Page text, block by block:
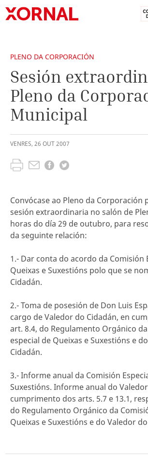
PLENO DA CORPORACIÓN
Sesión
Pleno da
Municipal
VENRES, 26 OUT2007
Convócase ao Pleno da Corporación
sesión extraordinaria no salón de
horas do día 29 de outubro, para
da seguinte relación:
1.- Dar conta do acordo da Comisión
Queixas e Suxestións polo que se
Cidadán.
2.- Toma de posesión de Don Luis
cargo de Valedor do Cidadán, en
art. 8.4, do Regulamento Orgánico
especial de Queixas e Suxestións e
Cidadán.
3.- Informe anual da Comisión
Suxestións. Informe anual do
cumprimento dos arts. 5.7 e 13.1,
do Regulamento Orgánico da
Queixas e Suxestións e do Valedor